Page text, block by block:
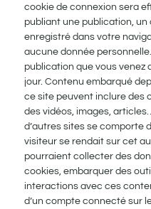
cookie de connexion sera
publiant une publication,
enregistré dans votre
aucune donnée
publication que vous venez
jour. Contenu embarqué
ce site peuvent inclure des
des vidéos, images,
d’autres sites se comporte
visiteur se rendait sur cet
pourraient collecter des
cookies, embarquer des
interactions avec ces
d’un compte connecté sur